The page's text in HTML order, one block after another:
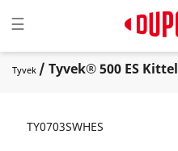
Toggle navigation
☰
Tyvek / Tyvek® 500 ES Kittel
TY0703SWHES